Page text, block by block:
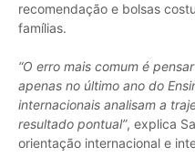
recomendação e bolsas
famílias.
“O erro mais comum é
apenas no último ano do
internacionais analisam a
resultado pontual”, explica
orientação internacional e